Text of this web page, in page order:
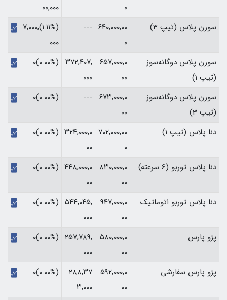
۰
۰۰,۰۰۰‏
سورن پلاس (تیپ 3)
۶۴۰,۰۰۰,۰۰
۰
---
(‎۱.۱۱%‏)‎۷,۰۰۰,
۰۰۰‏
سورن پلاس دوگانه‌سوز
(تیپ 1)
۶۵۷,۰۰۰,۰
۰۰
۳۷۲,۴۰۷,
۰۰۰
(۰.۰۰%)۰
سورن پلاس دوگانه‌سوز
(تیپ 3)
۶۷۳,۰۰۰,۰
۰۰
--- (۰.۰۰%)۰
دنا پلاس (تیپ 1)
۷۰۲,۰۰۰,۰۰
۰
۳۲۴,۰۰۰,۰
۰۰
(۰.۰۰%)۰
دنا پلاس توربو (6 سرعته)
۸۳۰,۰۰۰,۰
۰۰
۴۴۸,۰۰۰,۰
۰۰
(۰.۰۰%)۰
دنا پلاس توربو اتوماتیک
۹۴۷,۰۰۰,۰
۰۰
۵۴۴,۰۴۵,
۰۰۰
(۰.۰۰%)۰
پژو پارس
۵۸۰,۰۰۰,۰
۰۰
۲۵۷,۷۸۹,
۰۰۰
(۰.۰۰%)۰
پژو پارس سفارشی
۵۹۲,۰۰۰,۰
۰۰
۲۸۸,۳۷
۳,۰۰۰
(۰.۰۰%)۰